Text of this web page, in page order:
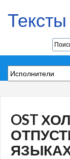
OST